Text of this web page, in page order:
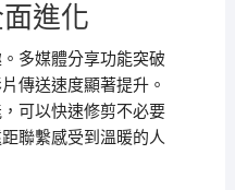
進化
多媒體分享功能突破
傳送速度顯著提升。
可以快速修剪不必要
聯繫感受到溫暖的人